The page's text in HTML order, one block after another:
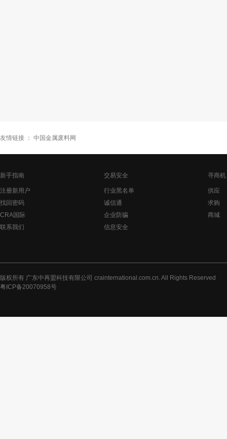
友情链接 ： 中国金属废料网
新手指南
注册新用户
找回密码
CRA国际
联系我们
交易安全
行业黑名单
诚信通
企业防骗
信息安全
寻商机
供应
求购
商城
版权所有 广东中再盟科技有限公司 crainternational.com.cn. All Rights Reserved
粤ICP备20070958号